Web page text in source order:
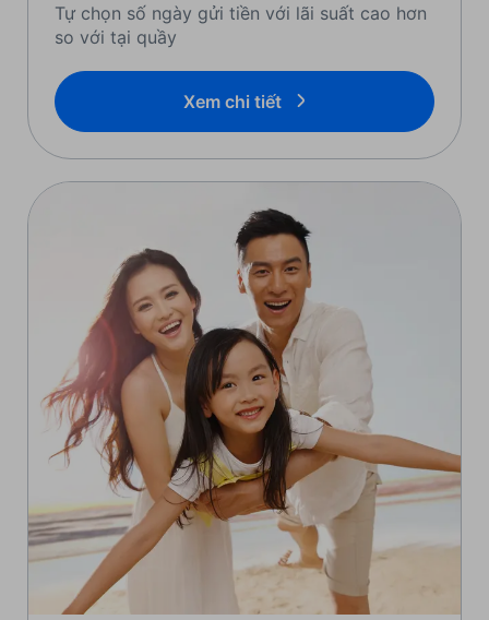
Tự chọn số ngày gửi tiền với lãi suất cao hơn
so với tại quầy
Xem chi tiết